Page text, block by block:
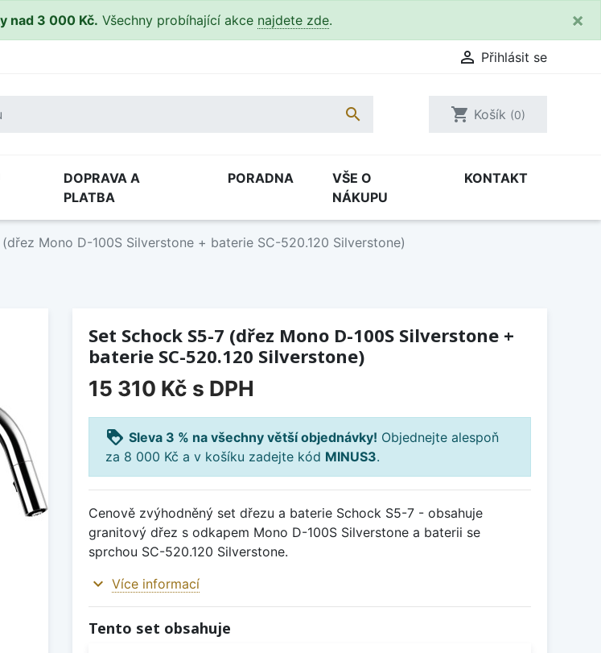
nad 3 000 Kč. Všechny probíhající akce najdete zde. ×
 Přihlásit se
 shopping_cart Košík (0)
DOPRAVA A
PLATBA
PORADNA
VŠE O
NÁKUPU
KONTAKT
Mono D-100S Silverstone + baterie SC-520.120 Silverstone)
Set Schock S5-7 (dřez Mono D-100S Silverstone +
baterie SC-520.120 Silverstone)
15 310 Kč s DPH
loyalty Sleva 3 % na všechny větší objednávky! Objednejte alespoň
za 8 000 Kč a v košíku zadejte kód MINUS3.
Cenově zvýhodněný set dřezu a baterie Schock S5-7 - obsahuje
granitový dřez s odkapem Mono D-100S Silverstone a baterii se
sprchou SC-520.120 Silverstone.
expand_more Více informací
Tento set obsahuje